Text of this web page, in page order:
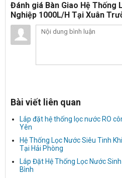
Đánh giá Bàn Giao Hệ Thống
Nghiệp 1000L/H Tại Xuân
Bài viết liên quan
Lắp đặt hệ thống lọc nước RO
Yên
Hệ Thống Lọc Nước Siêu Tinh
Tại Hải Phòng
Lắp Đặt Hệ Thống Lọc Nước
Bình